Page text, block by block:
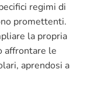
regimi di
promettenti.
la propria
affrontare le
aprendosi a